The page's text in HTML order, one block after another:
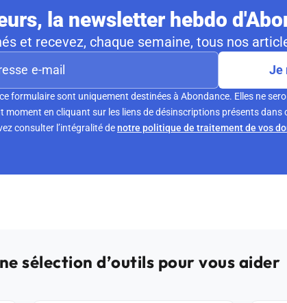
la newsletter hebdo
et recevez, chaque semaine, tous nos
Je
formulaire sont uniquement destinées à Abondance. Elles ne
en cliquant sur les liens de désinscriptions présents dans
consulter l’intégralité denotre politique de traitement de vos
sélection d’outils pour vous aider